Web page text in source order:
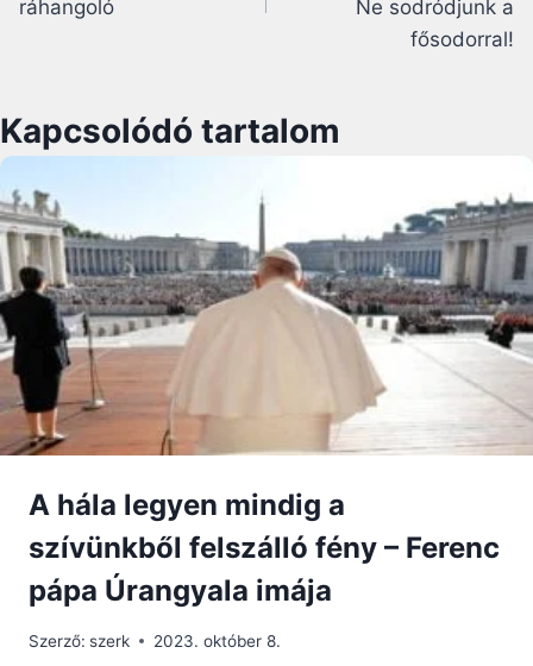
ráhangoló
Ne sodródjunk a
fősodorral!
Kapcsolódó tartalom
A hála legyen mindig a
szívünkből felszálló fény – Ferenc
pápa Úrangyala imája
Szerző: szerk 2023. október 8.